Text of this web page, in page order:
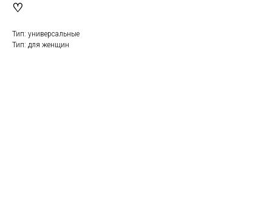
♡
Тип: универсальные
Тип: для женщин